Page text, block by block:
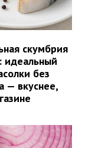
скумбрия
идеальный
без
— вкуснее,